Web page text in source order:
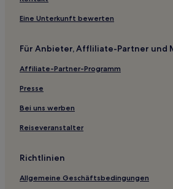
Günstige in Camden
Haustierfreundliche in Lebanon
Hotels mit inbegriffenem Frühstück in
Haustierfreundliche in Mount Juliet
Dickson Hotels
Melrose: Hotels
Stewart Hotels
Hotels nahe Printer's Alley
Eine Unterkunft bewerten
Für Anbieter, Affliliate-Partner und
Affiliate-Partner-Programm
Presse
Bei uns werben
Reiseveranstalter
Richtlinien
Allgemeine Geschäftsbedingungen